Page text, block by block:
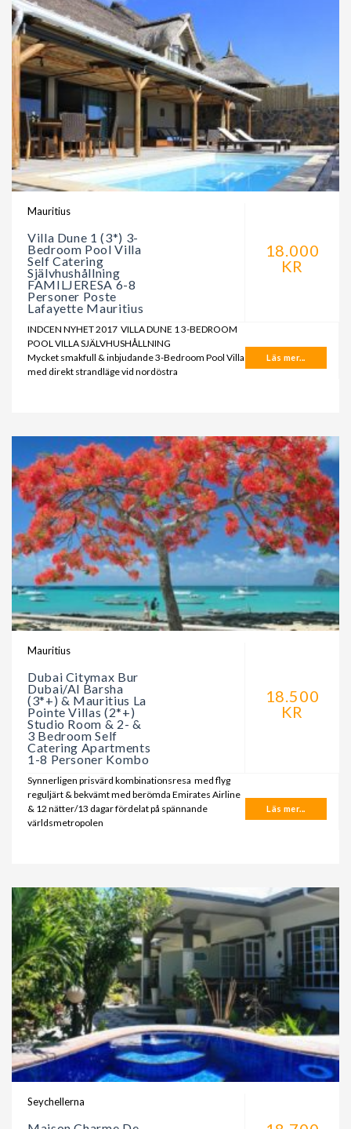
Mauritius
Villa Dune 1 (3*) 3-
Bedroom Pool Villa
Self Catering
Självhushållning
FAMILJERESA 6-8
Personer Poste
Lafayette Mauritius
18.000
KR
INDCEN NYHET 2017 VILLA DUNE 1 3-BEDROOM
POOL VILLA SJÄLVHUSHÅLLNING
Mycket smakfull & inbjudande 3-Bedroom Pool Villa
med direkt strandläge vid nordöstra
Läs mer...
Mauritius
Dubai Citymax Bur
Dubai/Al Barsha
(3*+) & Mauritius La
Pointe Villas (2*+)
Studio Room & 2- &
3 Bedroom Self
Catering Apartments
1-8 Personer Kombo
18.500
KR
Synnerligen prisvärd kombinationsresa med flyg
reguljärt & bekvämt med berömda Emirates Airline
& 12 nätter/13 dagar fördelat på spännande
världsmetropolen
Läs mer...
Seychellerna